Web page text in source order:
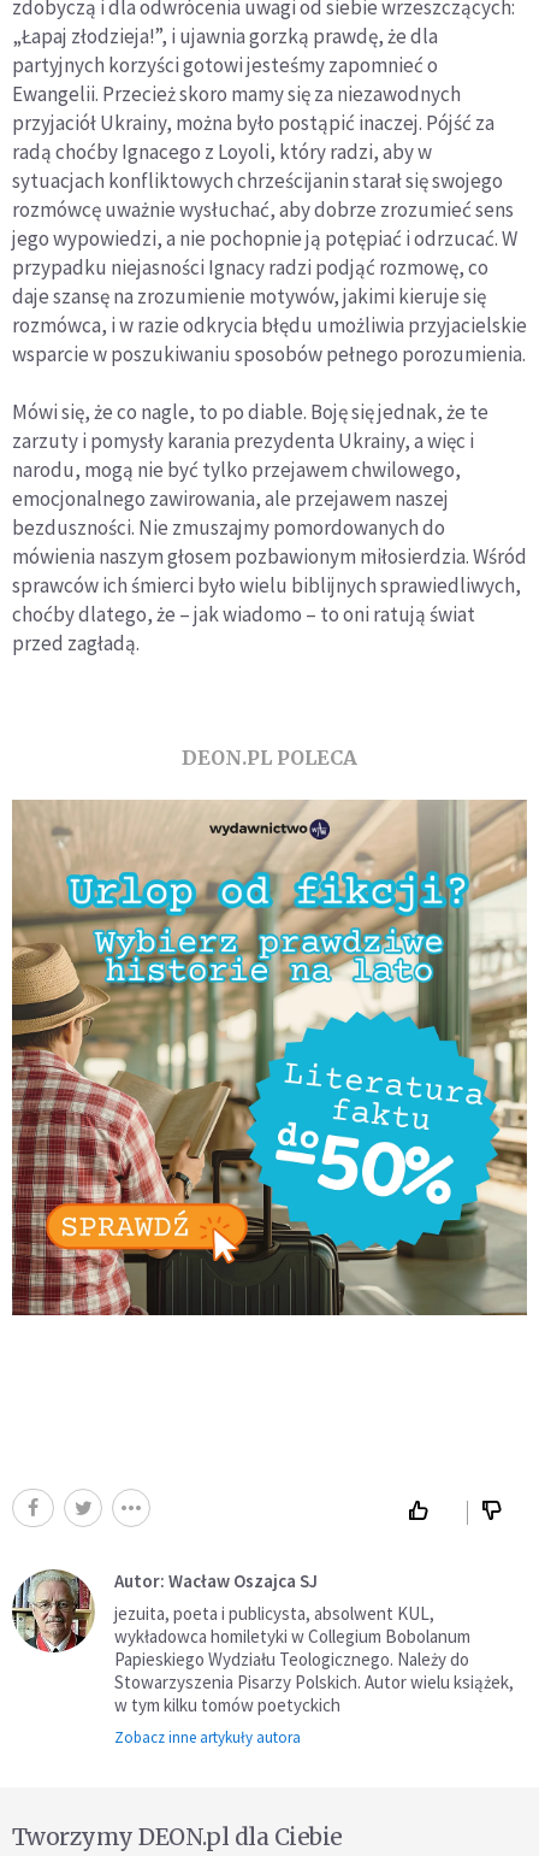
zdobyczą i dla odwrócenia uwagi od siebie wrzeszczących:
„Łapaj złodzieja!”, i ujawnia gorzką prawdę, że dla
partyjnych korzyści gotowi jesteśmy zapomnieć o
Ewangelii. Przecież skoro mamy się za niezawodnych
przyjaciół Ukrainy, można było postąpić inaczej. Pójść za
radą choćby Ignacego z Loyoli, który radzi, aby w
sytuacjach konfliktowych chrześcijanin starał się swojego
rozmówcę uważnie wysłuchać, aby dobrze zrozumieć sens
jego wypowiedzi, a nie pochopnie ją potępiać i odrzucać. W
przypadku niejasności Ignacy radzi podjąć rozmowę, co
daje szansę na zrozumienie motywów, jakimi kieruje się
rozmówca, i w razie odkrycia błędu umożliwia przyjacielskie
wsparcie w poszukiwaniu sposobów pełnego porozumienia.
Mówi się, że co nagle, to po diable. Boję się jednak, że te
zarzuty i pomysły karania prezydenta Ukrainy, a więc i
narodu, mogą nie być tylko przejawem chwilowego,
emocjonalnego zawirowania, ale przejawem naszej
bezduszności. Nie zmuszajmy pomordowanych do
mówienia naszym głosem pozbawionym miłosierdzia. Wśród
sprawców ich śmierci było wielu biblijnych sprawiedliwych,
choćby dlatego, że – jak wiadomo – to oni ratują świat
przed zagładą.
DEON.PL POLECA
Autor: Wacław Oszajca SJ
jezuita, poeta i publicysta, absolwent KUL,
wykładowca homiletyki w Collegium Bobolanum
Papieskiego Wydziału Teologicznego. Należy do
Stowarzyszenia Pisarzy Polskich. Autor wielu książek,
w tym kilku tomów poetyckich
Zobacz inne artykuły autora
Tworzymy DEON.pl dla Ciebie